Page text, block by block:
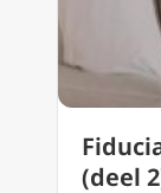
(deel